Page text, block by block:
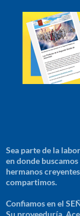
Sea parte de la
en donde
hermanos
compartimos.
Confiamos en el